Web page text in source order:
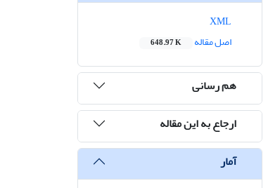
اصل مقاله
648.97 K
هم رسانی
ارجاع به این مقاله
آمار